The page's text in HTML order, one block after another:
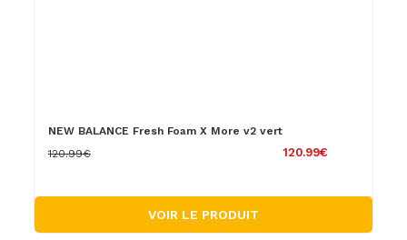
NEW BALANCE Fresh Foam X More v2 vert
120.99€
120.99€
VOIR LE PRODUIT